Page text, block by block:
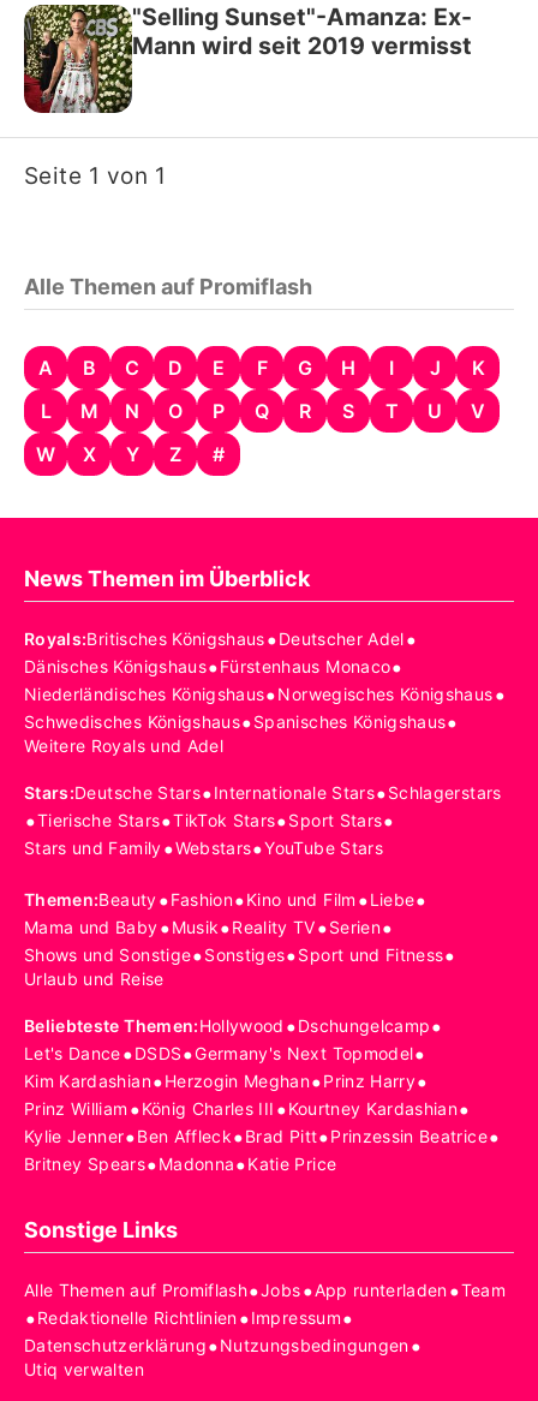
"Selling Sunset"-Amanza: Ex-
Mann wird seit 2019 vermisst
Seite 1 von 1
Alle Themen auf Promiflash
A B C D E F G H I J
K
L
M N O P Q R S T U
V
W
X Y Z #
News Themen im Überblick
Royals:Britisches Königshaus•Deutscher Adel•
Dänisches Königshaus•Fürstenhaus Monaco•
Niederländisches Königshaus•Norwegisches Königshaus•
Schwedisches Königshaus•Spanisches Königshaus•
Weitere Royals und Adel
Stars:Deutsche Stars•Internationale Stars•Schlagerstars
•Tierische Stars•TikTok Stars•Sport Stars•
Stars und Family•Webstars•YouTube Stars
Themen:Beauty•Fashion•Kino und Film •Liebe•
Mama und Baby•Musik•Reality TV•Serien•
Shows und Sonstige•Sonstiges•Sport und Fitness•
Urlaub und Reise
Beliebteste Themen:Hollywood •Dschungelcamp•
Let's Dance•DSDS•Germany's Next Topmodel•
Kim Kardashian•Herzogin Meghan•Prinz Harry•
Prinz William •König Charles III •Kourtney Kardashian•
Kylie Jenner•Ben Affleck•Brad Pitt•Prinzessin Beatrice•
Britney Spears•Madonna•Katie Price
Sonstige Links
Alle Themen auf Promiflash•Jobs•App runterladen•Team
•Redaktionelle Richtlinien•Impressum•
Datenschutzerklärung•Nutzungsbedingungen•
Utiq verwalten